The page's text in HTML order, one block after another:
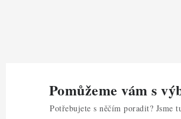
Pomůžeme vám s
Potřebujete s něčím poradit? Jsme